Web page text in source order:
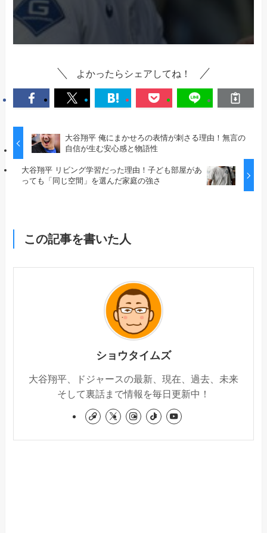
よかったらシェアしてね！
大谷翔平 俺にまかせろの表情が刺さる理由！無言の
自信が生む安心感と物語性
大谷翔平 リビング学習だった理由！子ども部屋があ
っても「同じ空間」を選んだ家庭の強さ
この記事を書いた人
ショウタイムズ
大谷翔平、ドジャースの最新、現在、過去、未来
そして裏話まで情報を毎日更新中！